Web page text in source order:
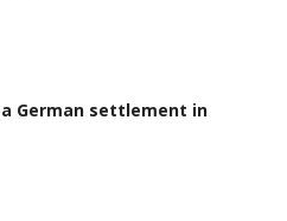
German settlement in